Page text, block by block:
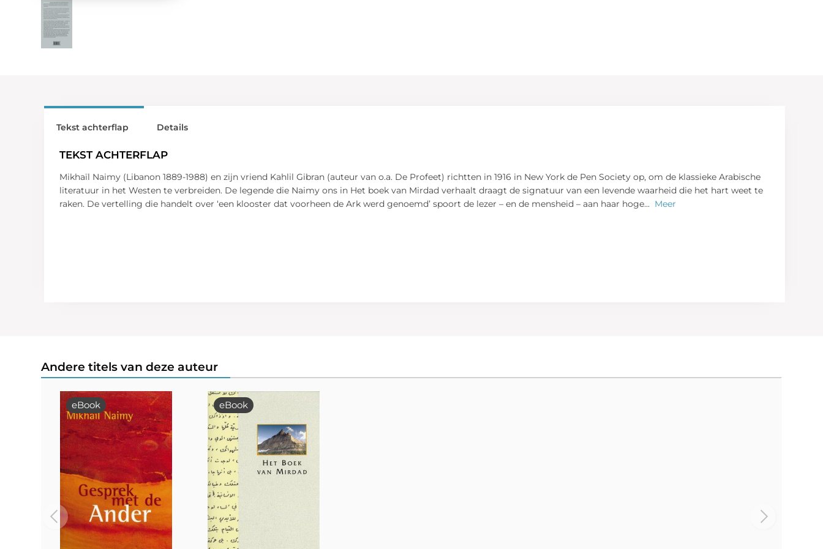
Tekst achterflap
TEKST ACHTERFLAP
Mikhaïl Naimy (Libanon 1889-1988) en zijn vriend Kahlil Gibran (auteur van o.a. De Profeet) richtten in 1916 in New York de Pen Society op, om de klassieke Arabische
literatuur in het Westen te verbreiden. De legende die Naimy ons in Het boek van Mirdad verhaalt draagt de signatuur van een levende waarheid die het hart weet te
raken. De vertelling die handelt over ‘een klooster dat voorheen de Ark werd genoemd’ spoort de lezer – en de mensheid – aan haar hoge... Meer
Details
Andere titels van deze auteur
eBook eBook